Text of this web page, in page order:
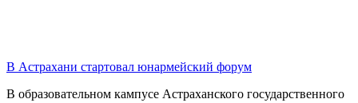
В Астрахани стартовал юнармейский форум
В образовательном кампусе Астраханского государственного